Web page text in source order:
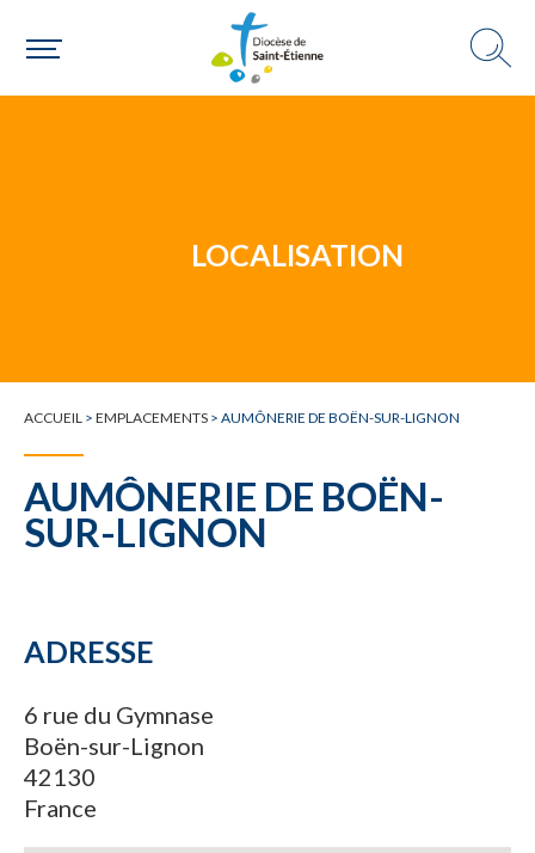
Un mouvement
LOCALISATION
ACCUEIL > EMPLACEMENTS > AUMÔNERIE DE BOËN-SUR-LIGNON
AUMÔNERIE DE BOËN-
SUR-LIGNON
ADRESSE
6 rue du Gymnase
Boën-sur-Lignon
42130
France